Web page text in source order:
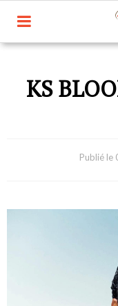
KS
Publié le